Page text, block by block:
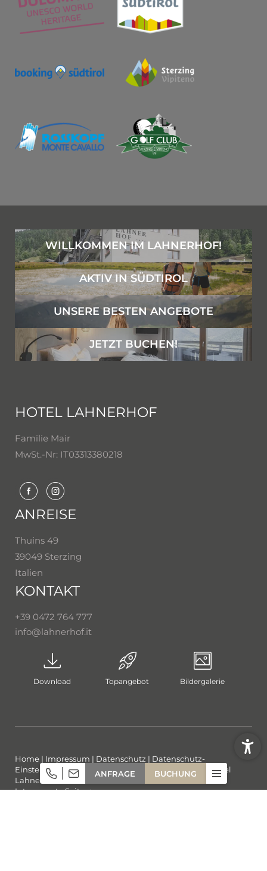
ANFRAGE BUCHUNG
WILLKOMMEN IM LAHNERHOF!
AKTIV IN SÜDTIROL
UNSERE BESTEN ANGEBOTE
JETZT BUCHEN!
HOTEL LAHNERHOF
Familie Mair
MwSt.-Nr: IT03313380218
ANREISE
Thuins 49
39049 Sterzing
Italien
KONTAKT
+39 0472 764 777
info@lahnerhof.it
Download Topangebot Bildergalerie
Home | Impressum | Datenschutz | Datenschutz-
Einstellungen|Barrierefreiheit Sitemap| © 2026 Hotel
Lahnerhof
Interessante Seiten: